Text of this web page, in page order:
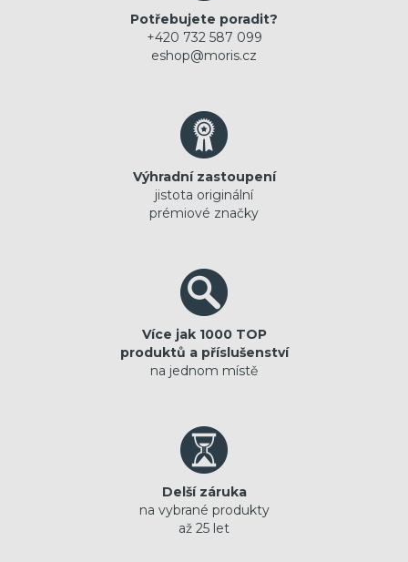
Potřebujete poradit?
+420 732 587 099
eshop@moris.cz
Výhradní zastoupení
jistota originální
prémiové značky
Více jak 1000 TOP
produktů a příslušenství
na jednom místě
Delší záruka
na vybrané produkty
až 25 let